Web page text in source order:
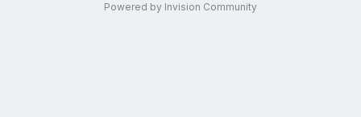
Powered by Invision Community